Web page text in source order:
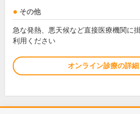
その他
急な発熱、悪天候など直接医療機関に
利用ください
オンライン診療の詳